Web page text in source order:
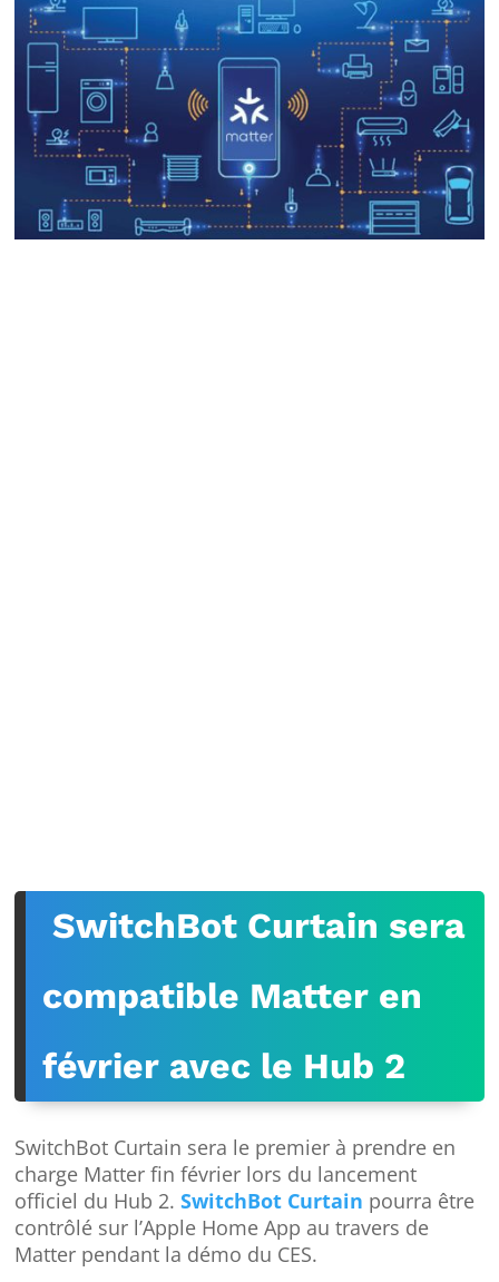
SwitchBot Curtain sera
compatible Matter en
février avec le Hub 2
SwitchBot Curtain sera le premier à prendre en
charge Matter fin février lors du lancement
officiel du Hub 2.SwitchBot Curtain pourra être
contrôlé sur l’Apple Home App au travers de
Matter pendant la démo du CES.